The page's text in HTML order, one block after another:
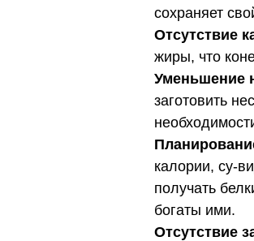
сохраняет
Отсутствие
жиры, что
Уменьшение
заготовить
калории, су-
получать
богаты ими.
Отсутствие